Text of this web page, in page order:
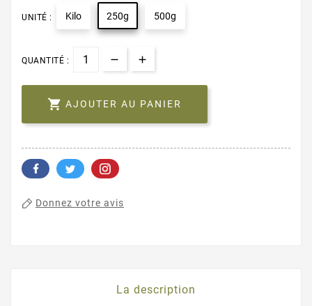
UNITÉ : Kilo 250g 500g
QUANTITÉ :
 AJOUTER AU PANIER
Donnez votre avis
La description